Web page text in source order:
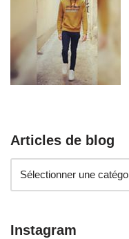
Articles de blog
Instagram